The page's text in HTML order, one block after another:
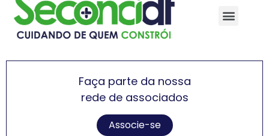
Faça parte da nossa
rede de associados
Associe-se